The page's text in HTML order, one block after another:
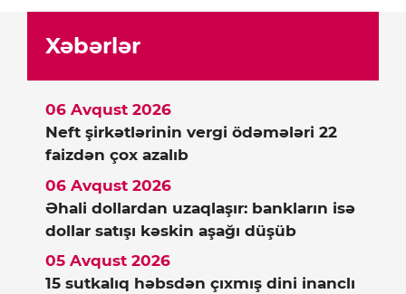
Xəbərlər
Neft şirkətlərinin vergi ödəmələri 22
faizdən çox azalıb
06 Avqust 2026
Əhali dollardan uzaqlaşır: bankların isə
dollar satışı kəskin aşağı düşüb
06 Avqust 2026
15 sutkalıq həbsdən çıxmış dini inanclı
05 Avqust 2026